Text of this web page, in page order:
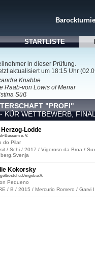
STARTLISTE
in dieser Prüfung.
aktualisiert um 18:15 Uhr
Knabbe
Raab-von Löwis of Menar
Süß
"PROFI"
KÜR WETTBEWERB,
Herzog-Lodde
Bassum e. V.
do Pilar
/ Schi / 2017 / Vigoroso da Broa /
Kokorsky
u.Umgeb.e.V.
Pequeno
/ B / 2015 / Mercurio Romero / Garvi